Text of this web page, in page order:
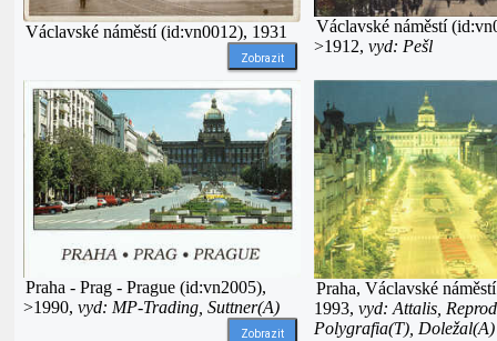
Václavské náměstí (id:vn0012), 1931
Zobrazit
Václavské náměstí
>1912, vyd: Pešl
Praha - Prag - Prague (id:vn2005),
>1990, vyd: MP-Trading, Suttner(A)
Zobrazit
Praha, Václavské
1993, vyd: Attalis,
Polygrafia(T), Doležal(A)